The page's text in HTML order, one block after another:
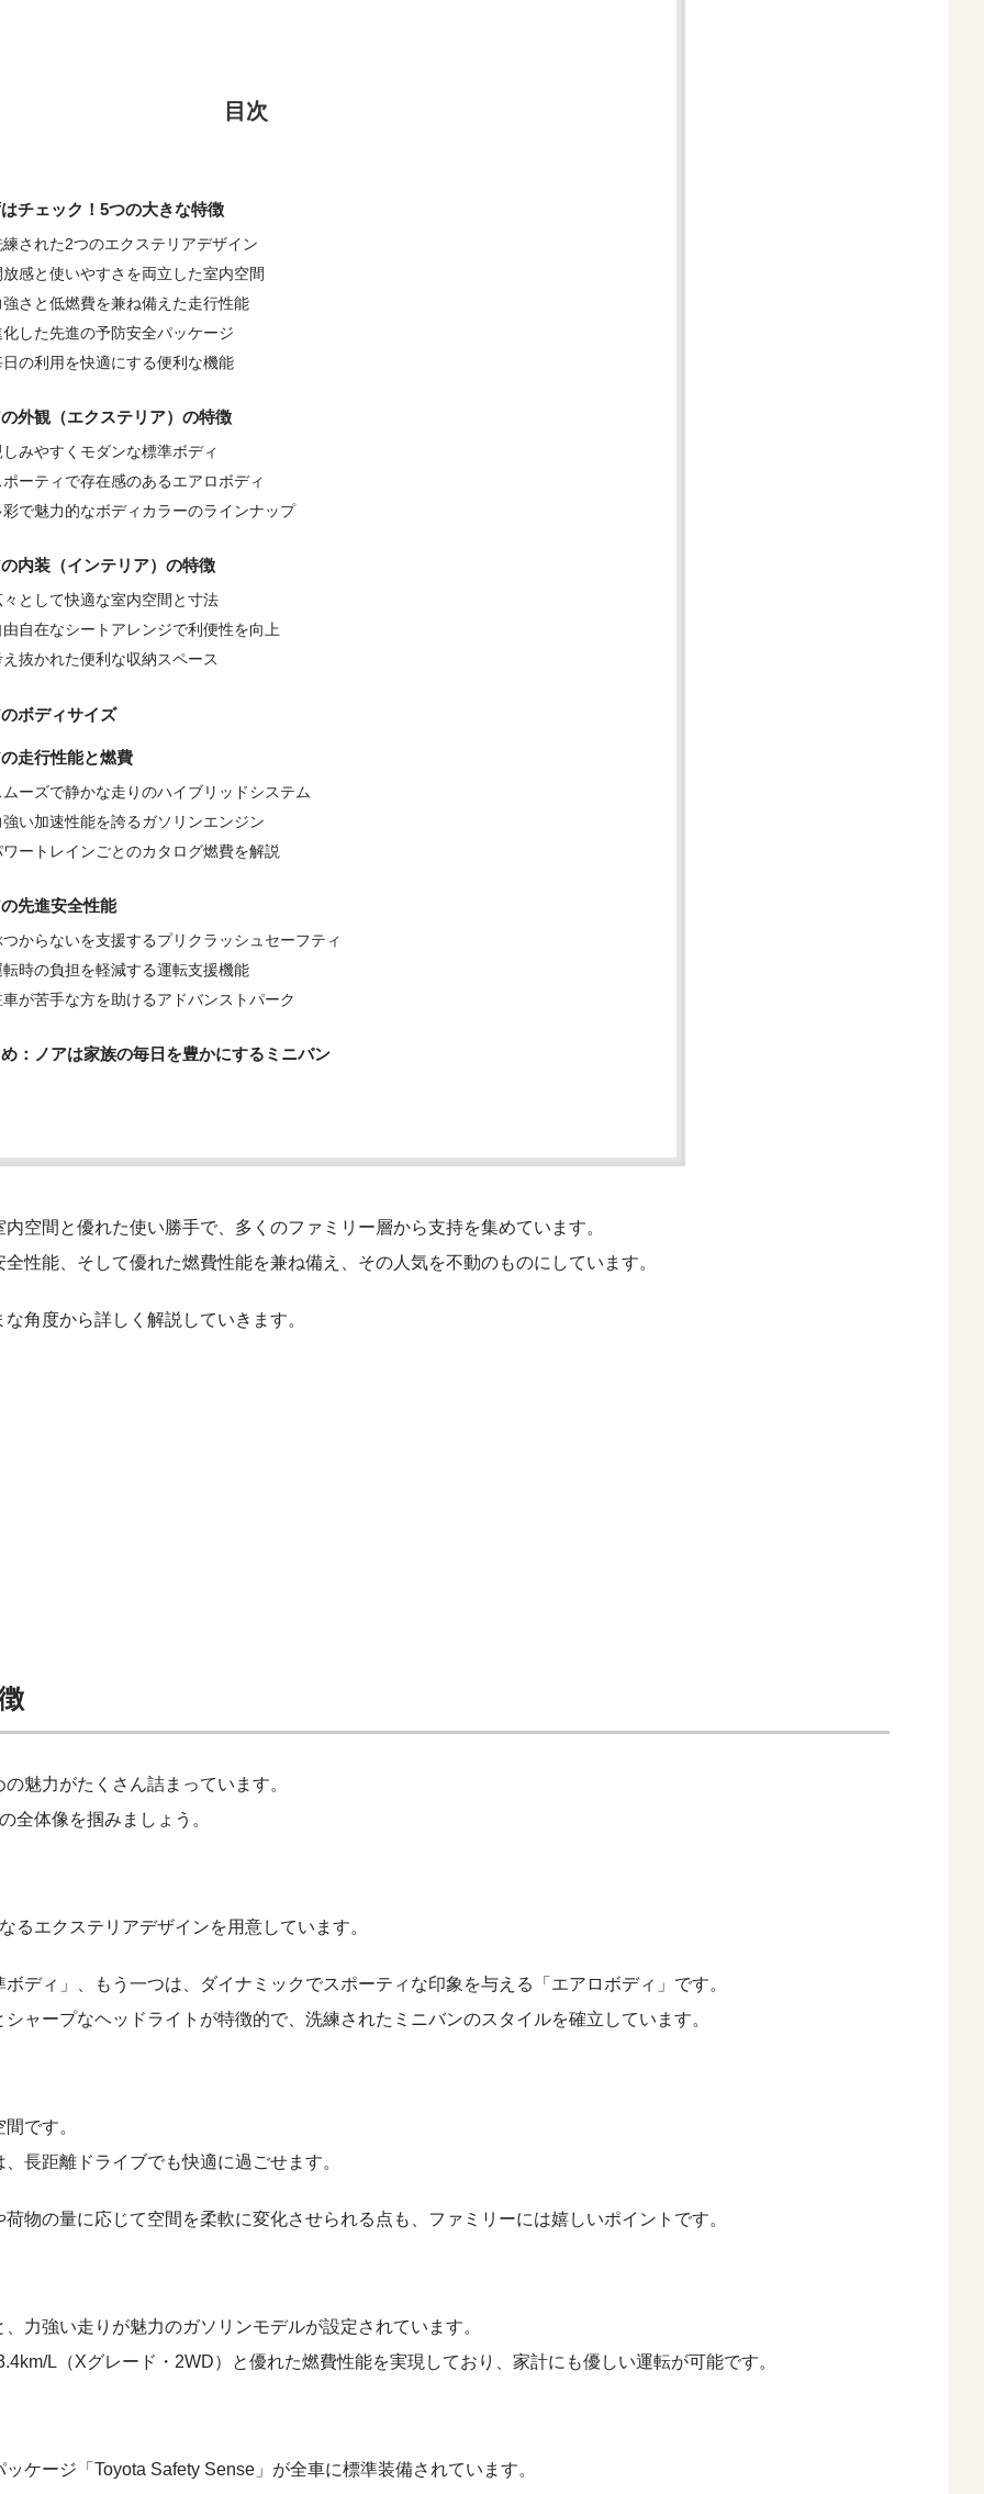
目次
チェック！5つの大きな特徴
練された2つのエクステリアデザイン
放感と使いやすさを両立した室内空間
強さと低燃費を兼ね備えた走行性能
化した先進の予防安全パッケージ
日の利用を快適にする便利な機能
外観（エクステリア）の特徴
しみやすくモダンな標準ボディ
ポーティで存在感のあるエアロボディ
彩で魅力的なボディカラーのラインナップ
内装（インテリア）の特徴
々として快適な室内空間と寸法
由自在なシートアレンジで利便性を向上
え抜かれた便利な収納スペース
ボディサイズ
走行性能と燃費
ムーズで静かな走りのハイブリッドシステム
強い加速性能を誇るガソリンエンジン
ワートレインごとのカタログ燃費を解説
先進安全性能
つからないを支援するプリクラッシュセーフティ
転時の負担を軽減する運転支援機能
車が苦手な方を助けるアドバンストパーク
：ノアは家族の毎日を豊かにするミニバン
空間と優れた使い勝手で、多くのファミリー層から支持を集めています。
性能、そして優れた燃費性能を兼ね備え、その人気を不動のものにしています。
角度から詳しく解説していきます。
魅力がたくさん詰まっています。
全体像を掴みましょう。
エクステリアデザインを用意しています。
ディ」、もう一つは、ダイナミックでスポーティな印象を与える「エアロボディ」です。
ャープなヘッドライトが特徴的で、洗練されたミニバンのスタイルを確立しています。
です。
長距離ドライブでも快適に過ごせます。
物の量に応じて空間を柔軟に変化させられる点も、ファミリーには嬉しいポイントです。
力強い走りが魅力のガソリンモデルが設定されています。
L（Xグレード・2WD）と優れた燃費性能を実現しており、家計にも優しい運転が可能です。
ケージ「Toyota Safety Sense」が全車に標準装備されています。